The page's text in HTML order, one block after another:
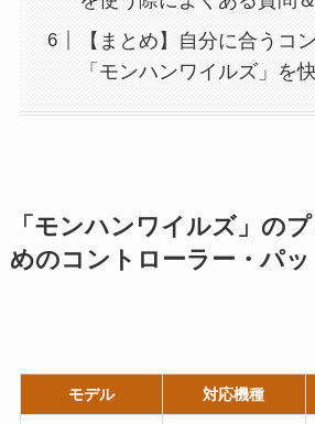
【まとめ】自分に合うコ
「モンハンワイルズ」を
「モンハンワイルズ」の
めのコントローラー・パ
モデル 対応機種